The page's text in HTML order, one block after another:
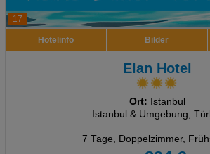
17
Hotelinfo Bilder
Elan Hotel
Ort: Istanbul
Istanbul & Umgebung,
7 Tage, Doppelzimmer,